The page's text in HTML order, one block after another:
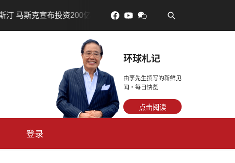
宣布投资200亿美元建设AI芯片制造基地 • 吃對了更年輕：
环球札记
由李先生撰写的新鲜见
闻，每日快览
点击阅读
登录